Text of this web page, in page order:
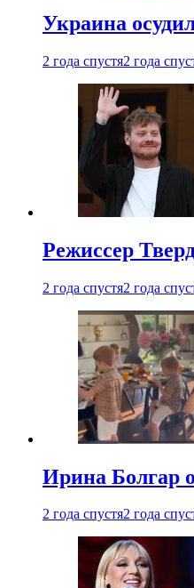
Украина
2 года спустя2 года
Режиссер
2 года спустя2 года
Ирина Болгар
2 года спустя2 года